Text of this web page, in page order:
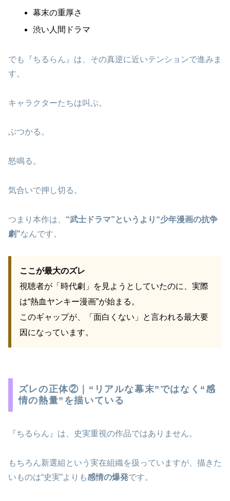
幕末の重厚さ
渋い人間ドラマ
でも『ちるらん』は、その真逆に近いテンションで進みま
す。
キャラクターたちは叫ぶ。
ぶつかる。
怒鳴る。
気合いで押し切る。
つまり本作は、 “武士ドラマ”というより“少年漫画の抗争
劇”なんです。
ここが最大のズレ
視聴者が「時代劇」を見ようとしていたのに、実際
は“熱血ヤンキー漫画”が始まる。
このギャップが、「面白くない」と言われる最大要
因になっています。
ズレの正体②｜“リアルな幕末”ではなく“感
情の熱量”を描いている
『ちるらん』は、史実重視の作品ではありません。
もちろん新選組という実在組織を扱っていますが、描きた
いものは“史実”よりも感情の爆発です。